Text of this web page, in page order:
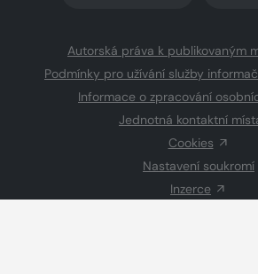
Autorská práva k publikovaným
Podmínky pro užívání služby
Informace o zpracování
Jednotná kontaktní
Cookies
Nastavení soukromí
Inzerce